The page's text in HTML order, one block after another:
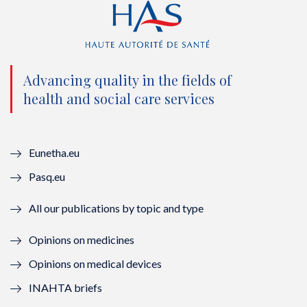
t
t
e
r
u
e
l
e
b
o
o
o
e
u
b
e
u
d
Advancing quality in the fields of
health and social care services
Eunetha.eu
Pasq.eu
All our publications by topic and type
Opinions on medicines
Opinions on medical devices
INAHTA briefs